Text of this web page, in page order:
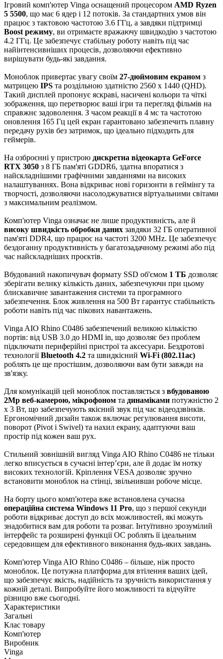
Ігровий комп'ютер Vinga оснащений процесором AMD Ryzen
5 5500, що має 6 ядер і 12 потоків. За стандартних умов він
працює з тактовою частотою 3.6 ГГц, а завдяки підтримці
Boost режиму, ви отримаєте вражаючу швидкодію з частотою
4.2 ГГц. Це забезпечує стабільну роботу навіть під час
найінтенсивніших процесів, дозволяючи ефективно
вирішувати будь-які завдання.
Моноблок привертає увагу своїм 27-дюймовим екраном з
матрицею IPS та роздільною здатністю 2560 x 1440 (QHD).
Такий дисплей пропонує яскраві, насичені кольори та чіткі
зображення, що перетворює ваші ігри та перегляд фільмів на
справжнє задоволення. З часом реакції в 4 мс та частотою
оновлення 165 Гц цей екран гарантовано забезпечить плавну
передачу рухів без затримок, що ідеально підходить для
геймерів.
На озброєнні у пристрою дискретна відеокарта GeForce
RTX 3050 з 8 ГБ пам'яті GDDR6, здатна впоратися з
найскладнішими графічними завданнями на високих
налаштуваннях. Вона відкриває нові горизонти в геймінгу та
творчості, дозволяючи насолоджуватися віртуальними світами
з максимальним реалізмом.
Комп'ютер Vinga означає не лише продуктивність, але й
високу швидкість обробки даних завдяки 32 ГБ оперативної
пам'яті DDR4, що працює на частоті 3200 MHz. Це забезпечує
бездоганну продуктивність у багатозадачному режимі або під
час найскладніших проєктів.
Вбудований накопичувач формату SSD об'ємом 1 ТБ дозволяє
зберігати велику кількість даних, забезпечуючи при цьому
блискавичне завантаження системи та програмного
забезпечення. Блок живлення на 500 Вт гарантує стабільність
роботи навіть під час пікових навантажень.
Vinga AIO Rhino C0486 забезпечений великою кількістю
портів: від USB 3.0 до HDMI in, що дозволяє без проблем
підключати периферійні пристрої та аксесуари. Бездротові
технологіїBluetooth 4.2 та швидкісний Wi-Fi (802.11ac)
роблять це ще простішим, дозволяючи вам бути завжди на
зв'язку.
Для комунікацій цей моноблок поставляється з вбудованою
2Mp веб-камерою, мікрофоном та динаміками потужністю 2
x 3 Вт, що забезпечують якісний звук під час відеодзвінків.
Ергономічний дизайн також включає регулювання висоти,
поворот (Pivot і Swivel) та нахил екрану, адаптуючи ваш
простір під кожен ваш рух.
Стильний зовнішній вигляд Vinga AIO Rhino C0486 не тільки
легко вписується в сучасні інтер’єри, але й додає їм нотку
високих технологій. Кріплення VESA дозволяє зручно
встановити моноблок на стінці, звільнивши робоче місце.
На борту цього комп'ютера вже встановлена сучасна
операційна система Windows 11 Pro, що з першої секунди
роботи відкриває доступ до всіх можливостей, які можуть
знадобитися вам для роботи та розваг. Інтуїтивно зрозумілий
інтерфейс та розширені функції ОС роблять її ідеальним
середовищем для ефективного виконання будь-яких завдань.
Комп'ютер Vinga AIO Rhino C0486 – більше, ніж просто
моноблок. Це потужна платформа для втілення ваших ідей,
що забезпечує якість, надійність та зручність використання у
кожній деталі. Випробуйте його можливості та відчуйте
різницю вже сьогодні.
Характеристики
Загальні
Клас товару
Комп'ютер
Виробник
Vinga